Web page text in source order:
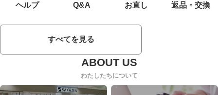
ヘルプ Q&A お直し 返品・交換
すべてを見る
わたしたちについて